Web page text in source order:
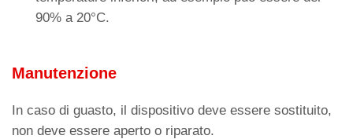
90% a 20°C.
Manutenzione
In caso di guasto, il dispositivo deve essere sostituito,
non deve essere aperto o riparato.